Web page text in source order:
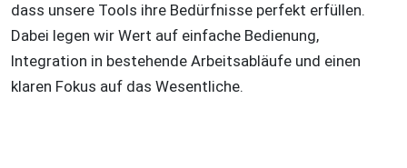
dass unsere Tools ihre Bedürfnisse perfekt erfüllen.
Dabei legen wir Wert auf einfache Bedienung,
Integration in bestehende Arbeitsabläufe und einen
klaren Fokus auf das Wesentliche.